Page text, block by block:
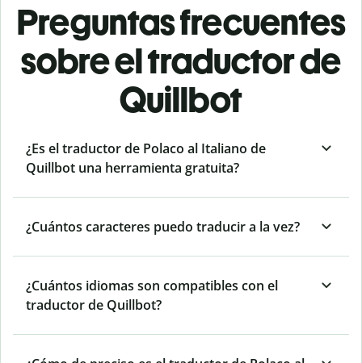
Preguntas frecuentes
sobre el traductor de
Quillbot
¿Es el traductor de Polaco al Italiano de
Quillbot una herramienta gratuita?
¿Cuántos caracteres puedo traducir a la vez?
¿Cuántos idiomas son compatibles con el
traductor de Quillbot?